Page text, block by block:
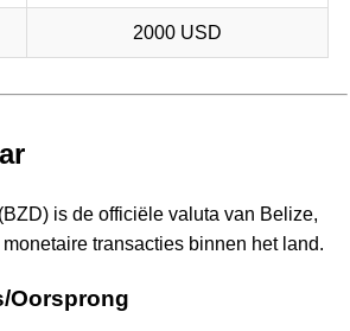
2000 USD
is de officiële valuta van Belize,
transacties binnen het land.
Oorsprong